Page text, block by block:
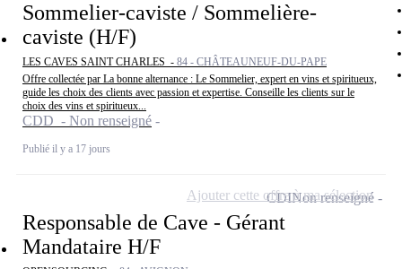
Sommelier-caviste / Sommelière-
caviste (H/F)
LES CAVES SAINT CHARLES - 84 - CHÂTEAUNEUF-DU-PAPE
Offre collectée par La bonne alternance : Le Sommelier, expert en vins et spiritueux,
guide les choix des clients avec passion et expertise. Conseille les clients sur le
choix des vins et spiritueux...
CDD - Non renseigné
Publié il y a 17 jours
Responsable de Cave - Gérant
Mandataire H/F
CDINon renseigné
Ajouter cette offre à ma sélection